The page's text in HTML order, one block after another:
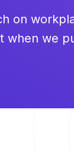
on
when we